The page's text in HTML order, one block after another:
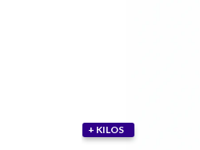
+ KILOS